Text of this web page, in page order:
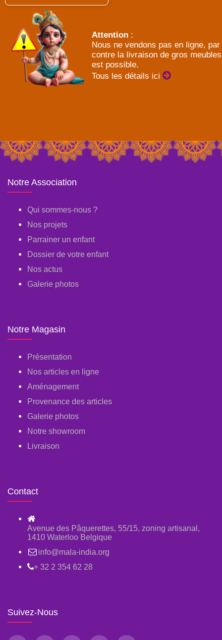
Attention :
Nous ne vendons pas en ligne, par
contre la livraison de gros meubles
est possible.
Tous les détails ici
Notre Association
Qui sommes-nous ?
Nos projets
Parrainer un enfant
Dossier de votre enfant
Nos actus
Galerie photos
Notre Magasin
Présentation
Nos articles en ligne
Aménagement
Provenance des articles
Galerie photos
Notre showroom
Livraison
Contact
Avenue des Pâquerettes, 55/15, zoning artisanal,
1410 Waterloo Belgique
info@mala-india.org
+ 32 2 354 62 28
Suivez-Nous